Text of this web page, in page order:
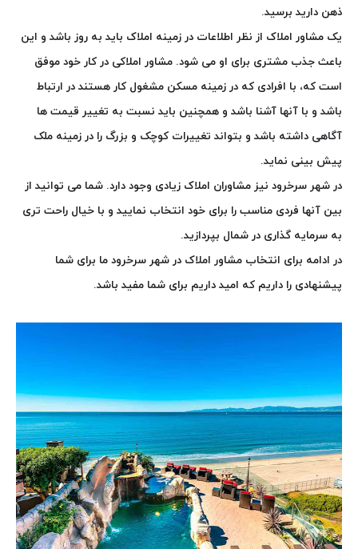
ذهن دارید برسید.
یک مشاور املاک از نظر اطلاعات در زمینه املاک باید به روز باشد و این
باعث جذب مشتری برای او می شود. مشاور املاکی در کار خود موفق
است که، با افرادی که در زمینه مسکن مشغول کار هستند در ارتباط
باشد و با آنها آشنا باشد و همچنین باید نسبت به تغییر قیمت ها
آگاهی داشته باشد و بتواند تغییرات کوچک و بزرگ را در زمینه ملک
پیش بینی نماید.
در شهر سرخرود نیز مشاوران املاک زیادی وجود دارد. شما می توانید از
بین آنها فردی مناسب را برای خود انتخاب نمایید و با خیال راحت تری
به سرمایه گذاری در شمال بپردازید.
در ادامه برای انتخاب مشاور املاک در شهر سرخرود ما برای شما
پیشنهادی را داریم که امید داریم برای شما مفید باشد.